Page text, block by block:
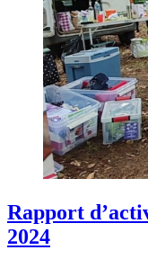
Rapport
2024